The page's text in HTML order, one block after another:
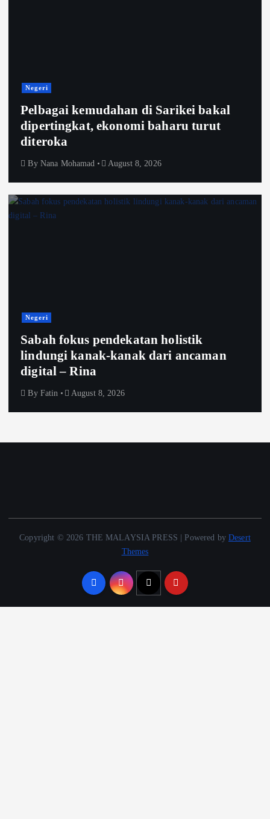
Negeri
Pelbagai kemudahan di Sarikei bakal
dipertingkat, ekonomi baharu turut
diteroka
By Nana Mohamad August 8, 2026
Negeri
Sabah fokus pendekatan holistik
lindungi kanak-kanak dari ancaman
digital – Rina
By Fatin August 8, 2026
Copyright © 2026 THE MALAYSIA PRESS | Powered byDesert
Themes